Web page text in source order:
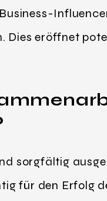
eröffnet
sorgfältig
für den Erfolg